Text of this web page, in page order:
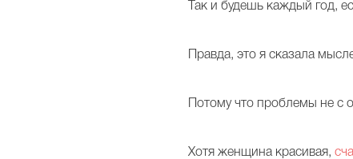
Так и будешь каждый год,
Правда, это я сказала
Потому что проблемы не с
Хотя женщина красивая,